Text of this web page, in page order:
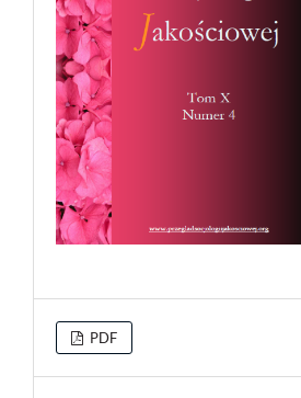
PDF